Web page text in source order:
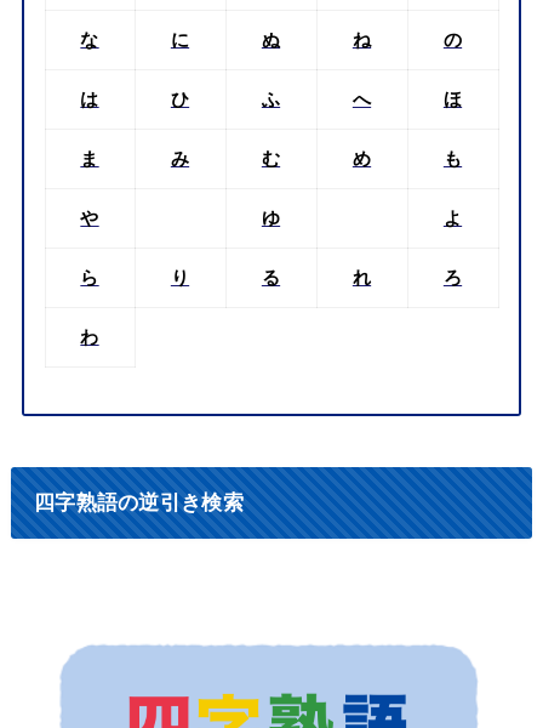
な に ぬ ね の
は ひ ふ へ ほ
ま み む め も
や ゆ よ
ら り る れ ろ
わ
四字熟語の逆引き検索